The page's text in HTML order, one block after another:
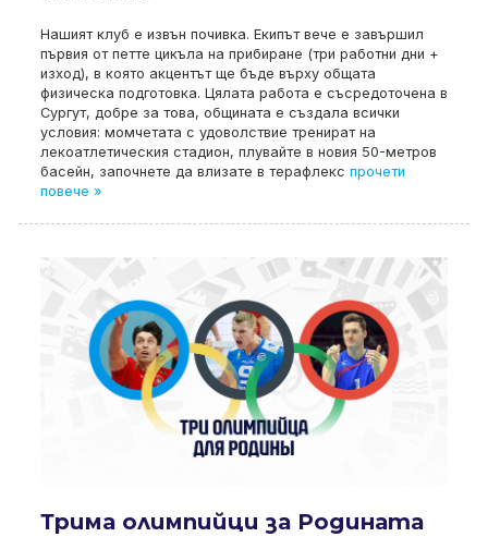
Нашият клуб е извън почивка. Екипът вече е завършил
първия от петте цикъла на прибиране (три работни дни +
изход), в която акцентът ще бъде върху общата
физическа подготовка. Цялата работа е съсредоточена в
Сургут, добре за това, общината е създала всички
условия: момчетата с удоволствие тренират на
лекоатлетическия стадион, плувайте в новия 50-метров
басейн, започнете да влизате в терафлекс прочети
повече »
Трима олимпийци за Родината